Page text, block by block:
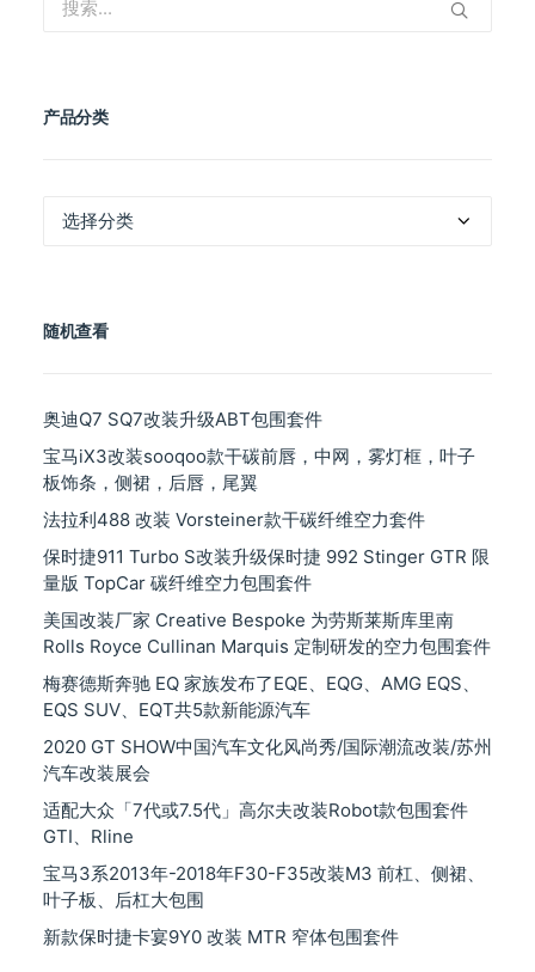
产品分类
随机查看
奥迪Q7 SQ7改装升级ABT包围套件
宝马iX3改装sooqoo款干碳前唇，中网，雾灯框，叶子
板饰条，侧裙，后唇，尾翼
法拉利488 改装 Vorsteiner款干碳纤维空力套件
保时捷911 Turbo S改装升级保时捷 992 Stinger GTR 限
量版 TopCar 碳纤维空力包围套件
美国改装厂家 Creative Bespoke 为劳斯莱斯库里南
Rolls Royce Cullinan Marquis 定制研发的空力包围套件
梅赛德斯奔驰 EQ 家族发布了EQE、EQG、AMG EQS、
EQS SUV、EQT共5款新能源汽车
2020 GT SHOW中国汽车文化风尚秀/国际潮流改装/苏州
汽车改装展会
适配大众「7代或7.5代」高尔夫改装Robot款包围套件
GTI、Rline
宝马3系2013年-2018年F30-F35改装M3 前杠、侧裙、
叶子板、后杠大包围
新款保时捷卡宴9Y0 改装 MTR 窄体包围套件